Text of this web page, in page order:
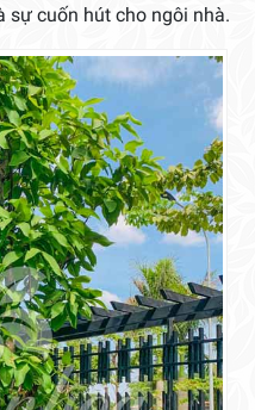
sự cuốn hút cho ngôi nhà.